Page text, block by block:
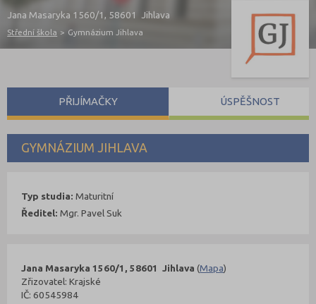
Jana Masaryka 1560/1, 58601 Jihlava
Střední škola > Gymnázium Jihlava
GYMNÁZIUM JIHLAVA
Jana Masaryka 1560/1, 58601 Jihlava (Mapa)
Zřizovatel: Krajské
IČ: 60545984
Typ studia: Maturitní
Ředitel: Mgr. Pavel Suk
PŘIJÍMAČKY ÚSPĚŠNOST